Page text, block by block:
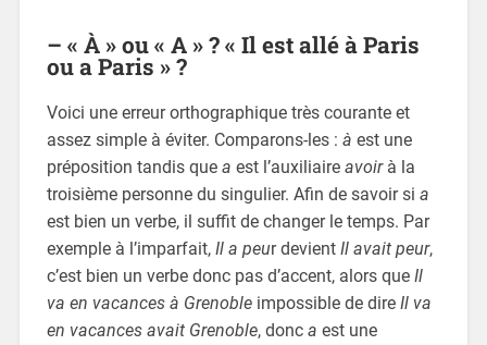
– « À » ou « A » ? « Il est allé à Paris
ou a Paris » ?
Voici une erreur orthographique très courante et
assez simple à éviter. Comparons-les : à est une
préposition tandis que a est l’auxiliaire avoirà la
troisième personne du singulier. Afin de savoir si a
est bien un verbe, il suffit de changer le temps. Par
exemple à l’imparfait, Il a peur devient Il avait peur,
c’est bien un verbe donc pas d’accent, alors que Il
va en vacances à Grenobleimpossible de dire Il va
en vacances avait Grenoble, donc a est une